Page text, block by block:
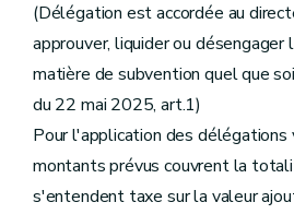
(Délégation est accordée au
approuver, liquider ou désengager
matière de subvention quel que
du 22 mai 2025, art.1)
Pour l'application des délégations
montants prévus couvrent la
s'entendent taxe sur la valeur